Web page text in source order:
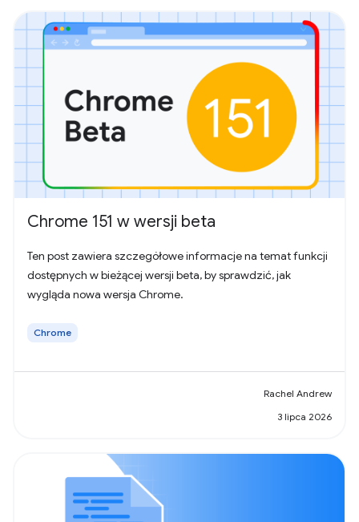
Chrome 151 w wersji beta
Ten post zawiera szczegółowe informacje na temat funkcji
dostępnych w bieżącej wersji beta, by sprawdzić, jak
wygląda nowa wersja Chrome.
Chrome
Rachel Andrew
3 lipca 2026